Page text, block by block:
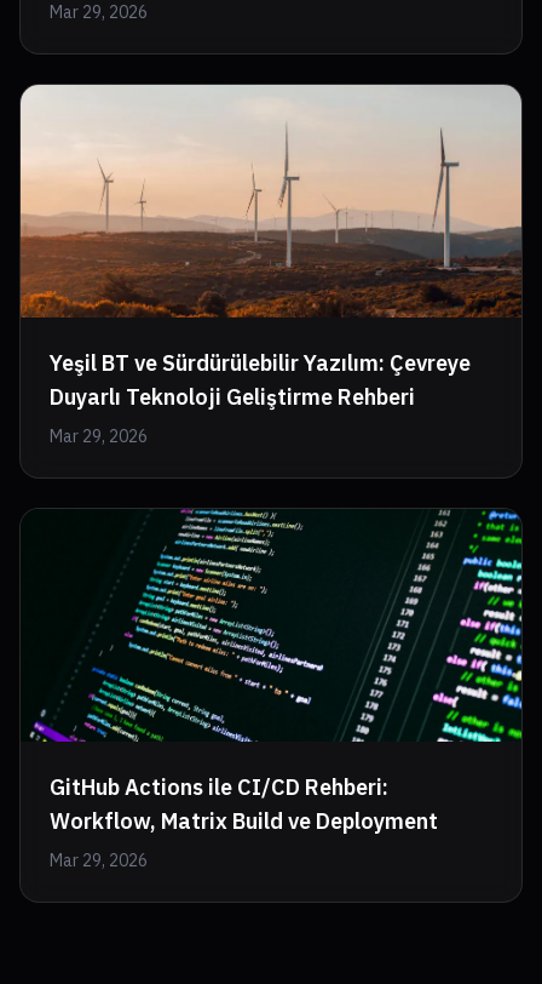
Mar 29, 2026
Yeşil BT ve Sürdürülebilir Yazılım: Çevreye
Duyarlı Teknoloji Geliştirme Rehberi
Mar 29, 2026
GitHub Actions ile CI/CD Rehberi:
Workflow, Matrix Build ve Deployment
Mar 29, 2026